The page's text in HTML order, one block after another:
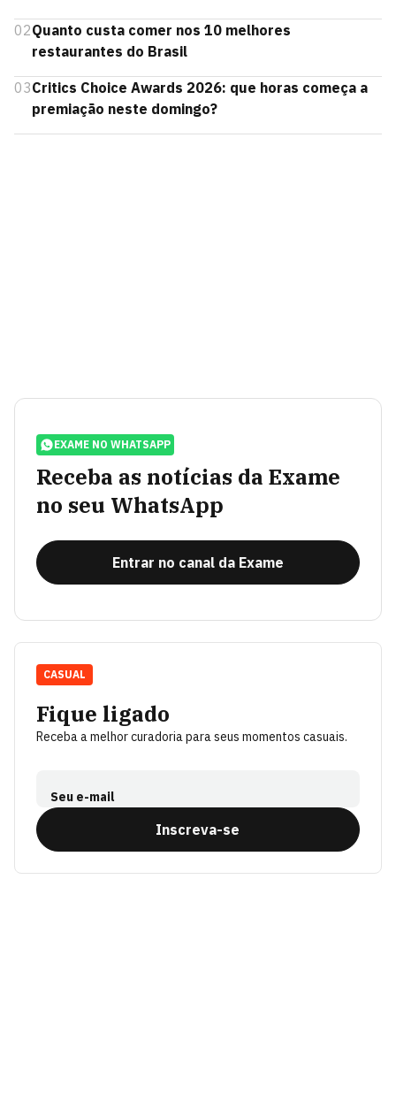
02Quanto custa comer nos 10 melhores
restaurantes do Brasil
03Critics Choice Awards 2026: que horas começa a
premiação neste domingo?
EXAME NO WHATSAPP
Receba as notícias da Exame
no seu WhatsApp
Entrar no canal da Exame
Fique ligado
Receba a melhor curadoria para seus momentos casuais.
Seu e-mail
Inscreva-se
CASUAL